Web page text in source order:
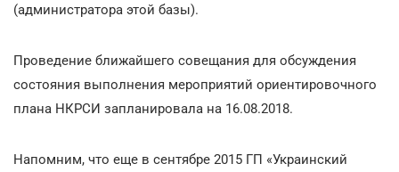
(администратора этой базы).
Проведение ближайшего совещания для обсуждения
состояния выполнения мероприятий ориентировочного
плана НКРСИ запланировала на 16.08.2018.
Напомним, что еще в сентябре 2015 ГП «Украинский